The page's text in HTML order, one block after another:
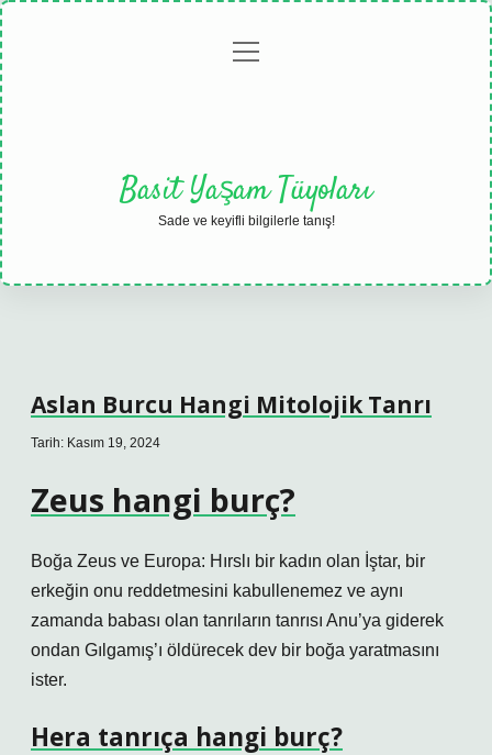
Gizlilikmenüyü
Basit Yaşam Tüyoları
Sade ve keyifli bilgilerle tanış!
Aslan Burcu Hangi Mitolojik Tanrı
Tarih: Kasım 19, 2024
Zeus hangi burç?
Boğa Zeus ve Europa: Hırslı bir kadın olan İştar, bir
erkeğin onu reddetmesini kabullenemez ve aynı
zamanda babası olan tanrıların tanrısı Anu’ya giderek
ondan Gılgamış’ı öldürecek dev bir boğa yaratmasını
ister.
Hera tanrıça hangi burç?